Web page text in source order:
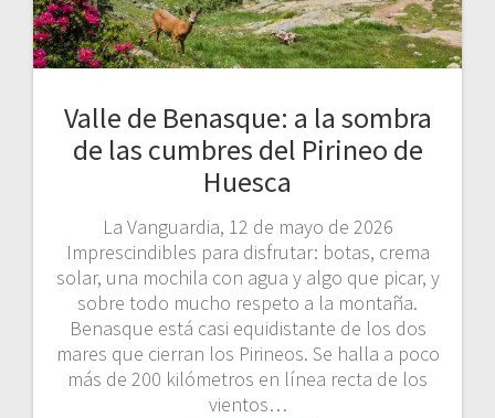
Valle de Benasque: a la sombra
de las cumbres del Pirineo de
Huesca
La Vanguardia, 12 de mayo de 2026
Imprescindibles para disfrutar: botas, crema
solar, una mochila con agua y algo que picar, y
sobre todo mucho respeto a la montaña.
Benasque está casi equidistante de los dos
mares que cierran los Pirineos. Se halla a poco
más de 200 kilómetros en línea recta de los
vientos…